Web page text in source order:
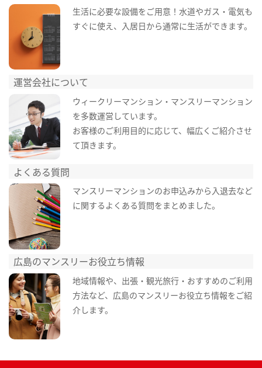
生活に必要な設備をご用意！水道やガス・電気も
すぐに使え、入居日から通常に生活ができます。
運営会社について
ウィークリーマンション・マンスリーマンション
を多数運営しています。
お客様のご利用目的に応じて、幅広くご紹介させ
て頂きます。
よくある質問
マンスリーマンションのお申込みから入退去など
に関するよくある質問をまとめました。
広島のマンスリーお役立ち情報
地域情報や、出張・観光旅行・おすすめのご利用
方法など、広島のマンスリーお役立ち情報をご紹
介します。